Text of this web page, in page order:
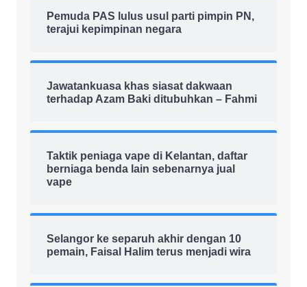
Pemuda PAS lulus usul parti pimpin PN,
terajui kepimpinan negara
Jawatankuasa khas siasat dakwaan
terhadap Azam Baki ditubuhkan – Fahmi
Taktik peniaga vape di Kelantan, daftar
berniaga benda lain sebenarnya jual
vape
Selangor ke separuh akhir dengan 10
pemain, Faisal Halim terus menjadi wira